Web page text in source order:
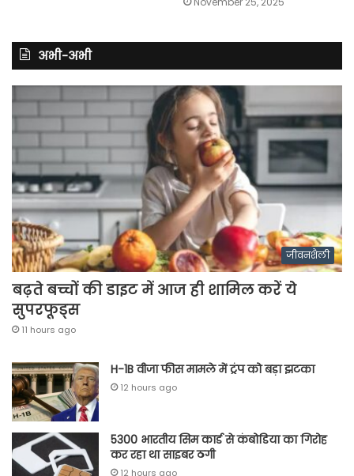
अभी-अभी
जीवनशैली
बढ़ते बच्चों की डाइट में आज ही शामिल करें ये
सुपरफूड्स
11 hours ago
H-1B वीजा फीस मामले में ट्रंप को बड़ा झटका
12 hours ago
5300 भारतीय सिम कार्ड से कंबोडिया का गिरोह
कर रहा था साइबर ठगी
12 hours ago